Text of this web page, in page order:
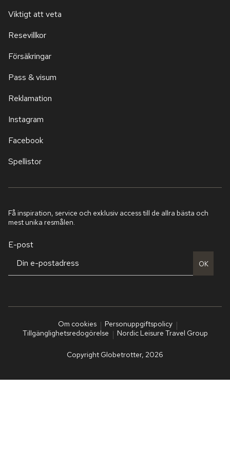
Viktigt att veta
Resevillkor
Försäkringar
Pass & visum
Reklamation
Instagram
Facebook
Spellistor
Få inspiration, service och exklusiv access till de allra bästa och
mest unika resmålen.
E-post
OK
Om cookies
Personuppgiftspolicy
Tillgänglighetsredogörelse
Nordic Leisure Travel Group
Copyright Globetrotter, 2026